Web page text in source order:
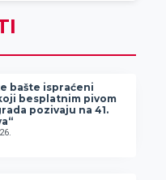
bašte ispraćeni
besplatnim pivom
pozivaju na 41.